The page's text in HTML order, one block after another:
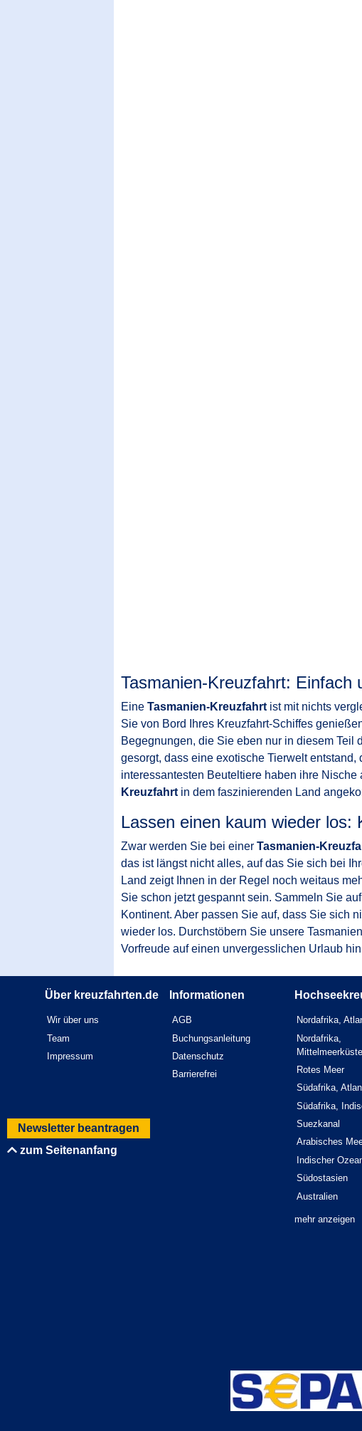
Tasmanien-Kreuzfahrt: Einfach
EineTasmanien-Kreuzfahrtist mit nichts
Sie von Bord Ihres Kreuzfahrt-Schiffes
Begegnungen, die Sie eben nur in diesem Teil
gesorgt, dass eine exotische Tierwelt
interessantesten Beuteltiere haben ihre
Kreuzfahrt in dem faszinierenden Land
Lassen einen kaum wieder los:
Zwar werden Sie bei einer Tasmanien-
das ist längst nicht alles, auf das Sie sich bei
Land zeigt Ihnen in der Regel noch weitaus
Sie schon jetzt gespannt sein. Sammeln Sie
Kontinent. Aber passen Sie auf, dass Sie sich
wieder los. Durchstöbern Sie unsere
Vorfreude auf einen unvergesslichen Urlaub
Newsletter beantragen
zum Seitenanfang
Über kreuzfahrten.de
Wir über uns
Team
Impressum
Informationen
AGB
Buchungsanleitung
Datenschutz
Barrierefrei
Nordafrika,
Nordafrika,
Mittelmeerküste
Rotes Meer
Südafrika,
Südafrika,
Suezkanal
Arabisches
Indischer
Südostasien
Australien
mehr anzeigen